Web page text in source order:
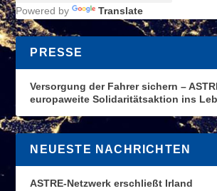
Powered by Translate
PRESSE
Versorgung der Fahrer sichern –
europaweite Solidaritätsaktion ins
NEUESTE NACHRICHTEN
ASTRE-Netzwerk erschließt Irland